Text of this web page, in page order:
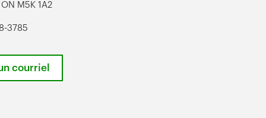
ON M5K 1A2
3785
courriel